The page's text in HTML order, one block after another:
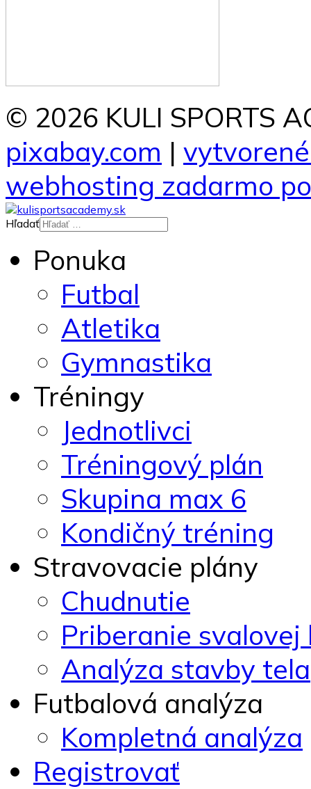
© 2026 KULI SPORTS
pixabay.com |
webhosting zadarmo
Hľadať
Ponuka
Futbal
Atletika
Gymnastika
Tréningy
Jednotlivci
Tréningový plán
Skupina max 6
Kondičný tréning
Stravovacie plány
Chudnutie
Priberanie
Analýza stavby tela
Futbalová analýza
Kompletná analýza
Registrovať